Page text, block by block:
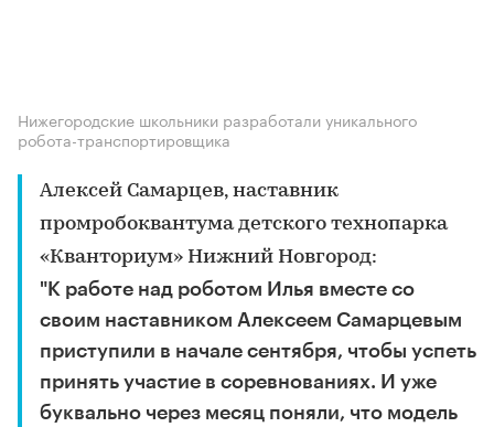
Нижегородские школьники разработали уникального
робота-транспортировщика
Алексей Самарцев, наставник
промробоквантума детского технопарка
«Кванториум» Нижний Новгород:
"К работе над роботом Илья вместе со
своим наставником Алексеем Самарцевым
приступили в начале сентября, чтобы успеть
принять участие в соревнованиях. И уже
буквально через месяц поняли, что модель